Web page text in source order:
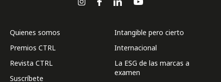
Quienes somos
Premios CTRL
Revista CTRL
Suscríbete
Intangible pero cierto
Internacional
La ESG de las marcas a
examen